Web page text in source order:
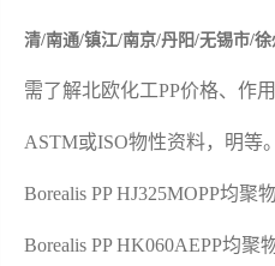
清/南通/镇江/南京/丹阳/无锡市/徐
需了解北欧化工PP价格、作
ASTM或ISO物性资料，明等
Borealis PP HJ325MOPP均聚物
Borealis PP HK060AEPP均聚